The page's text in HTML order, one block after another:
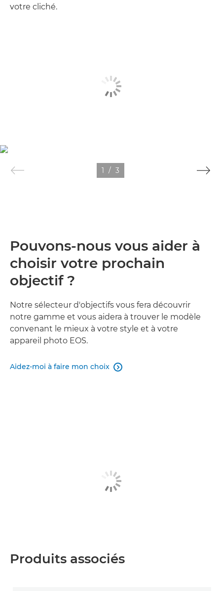
votre cliché.
1 / 3
Pouvons-nous vous aider à
choisir votre prochain
objectif ?
Notre sélecteur d'objectifs vous fera découvrir
notre gamme et vous aidera à trouver le modèle
convenant le mieux à votre style et à votre
appareil photo EOS.
Aidez-moi à faire mon choix 
Produits associés